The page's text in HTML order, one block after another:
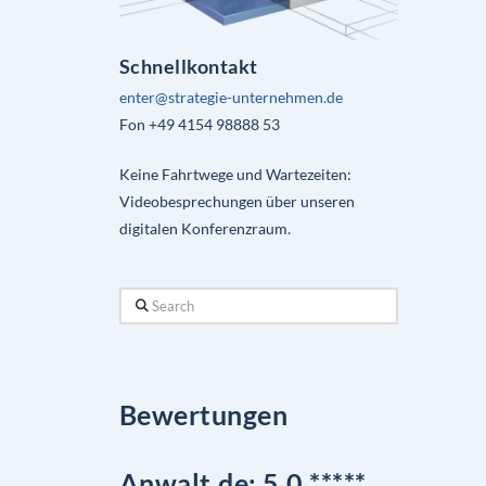
Schnellkontakt
enter@strategie-unternehmen.de
Fon +49 4154 98888 53
Keine Fahrtwege und Wartezeiten:
Videobesprechungen über unseren
digitalen Konferenzraum.
Search
Bewertungen